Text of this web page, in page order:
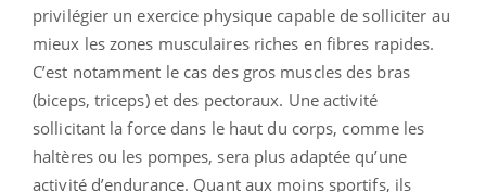
privilégier un exercice physique capable de solliciter au
mieux les zones musculaires riches en fibres rapides.
C’est notamment le cas des gros muscles des bras
(biceps, triceps) et des pectoraux. Une activité
sollicitant la force dans le haut du corps, comme les
haltères ou les pompes, sera plus adaptée qu’une
activité d’endurance. Quant aux moins sportifs, ils